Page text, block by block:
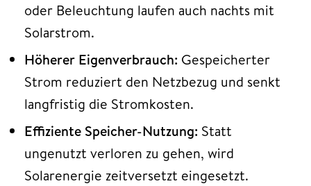
oder Beleuchtung laufen auch nachts mit
Solarstrom.
Höherer Eigenverbrauch: Gespeicherter
Strom reduziert den Netzbezug und senkt
langfristig die Stromkosten.
Effiziente Speicher-Nutzung: Statt
ungenutzt verloren zu gehen, wird
Solarenergie zeitversetzt eingesetzt.